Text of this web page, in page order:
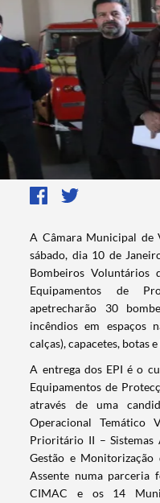
​A Câmara Municipal de
sábado, dia 10 de
Bombeiros Voluntários
Equipamentos de
apetrecharão 30
incêndios em espaços
calças), capacetes, botas
A entrega dos EPI é o
Equipamentos de
através de uma
Operacional Temático
Prioritário II – Sistemas
Gestão e
Assente numa parceria
CIMAC e os 14